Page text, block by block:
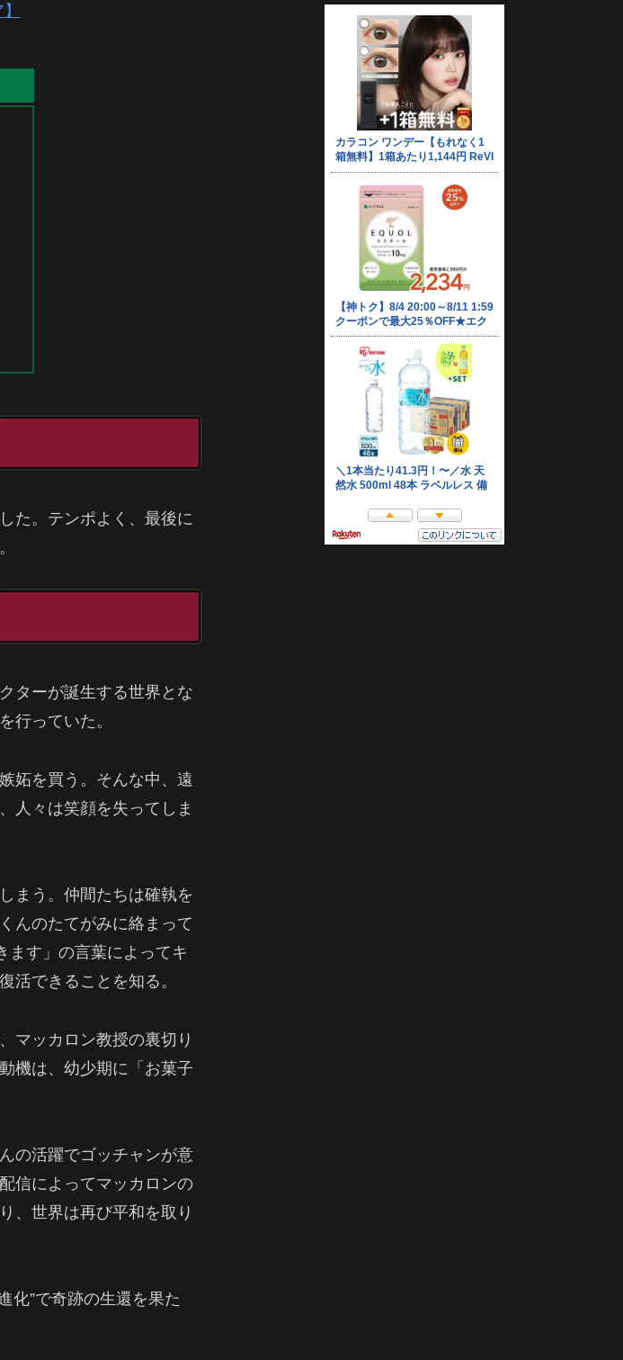
た。テンポよく、最後に
ターが誕生する世界とな
行っていた。
妬を買う。そんな中、遠
人々は笑顔を失ってしま
まう。仲間たちは確執を
んのたてがみに絡まって
ます」の言葉によってキ
活できることを知る。
マッカロン教授の裏切り
機は、幼少期に「お菓子
の活躍でゴッチャンが意
信によってマッカロンの
、世界は再び平和を取り
化”で奇跡の生還を果た